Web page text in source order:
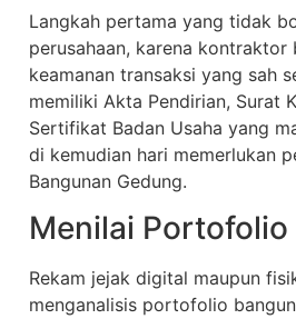
Langkah pertama yang tidak
perusahaan, karena
keamanan transaksi yang sah
memiliki Akta Pendirian, Surat
Sertifikat Badan Usaha yang
di kemudian hari memerlukan
Bangunan Gedung.
Menilai
Rekam jejak digital maupun
menganalisis portofolio